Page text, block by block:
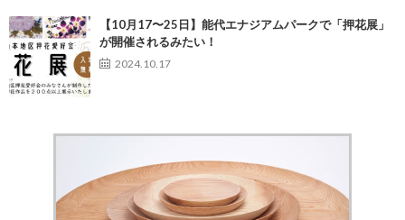
【10月17〜25日】能代エナジアムパークで「押花展」
が開催されるみたい！
2024.10.17